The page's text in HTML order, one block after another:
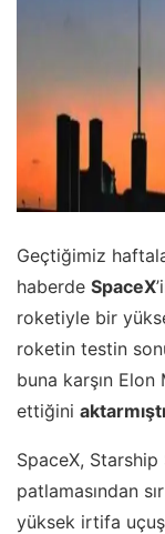
Geçtiğimiz
haberde SpaceX
roketiyle bir
roketin testin
buna karşın Elon
ettiğini
SpaceX,
patlamasından
yüksek irtifa uçuş